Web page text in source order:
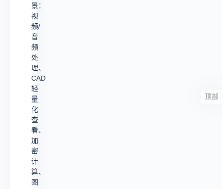
景：
视
频/
音
频
处
理、
CAD
轻
量
化
查
看、
加
密
计
算、
图
顶部